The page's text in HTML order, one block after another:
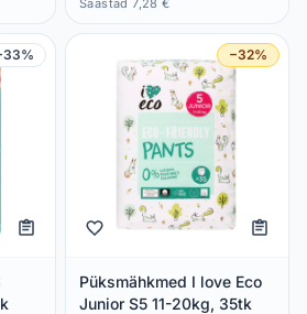
Säästad 7,28 €
−32%
Püksmähkmed I love Eco
Junior S5 11-20kg, 35tk